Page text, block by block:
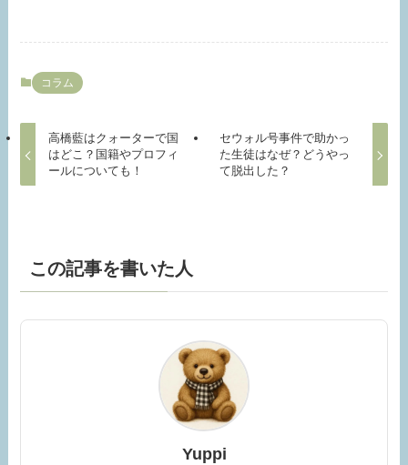
コラム
高橋藍はクォーターで国
はどこ？国籍やプロフィ
ールについても！
セウォル号事件で助かっ
た生徒はなぜ？どうやっ
て脱出した？
この記事を書いた人
Yuppi